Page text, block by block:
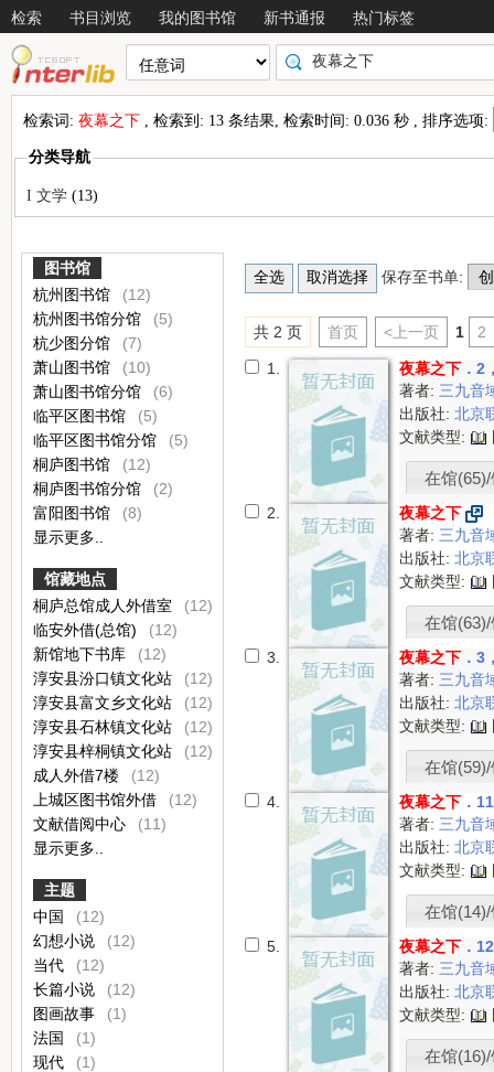
检索 书目浏览 我的图书馆 新书通报 热门标签
检索词: 夜幕之下 , 检索到: 13 条结果, 检索时间: 0.036 秒 , 排序选项:
分类导航
I 文学(13)
图书馆
杭州图书馆
(12)
杭州图书馆分馆
(5)
杭少图分馆
(7)
萧山图书馆
(10)
萧山图书馆分馆
(6)
临平区图书馆
(5)
临平区图书馆分馆
(5)
桐庐图书馆
(12)
桐庐图书馆分馆
(2)
富阳图书馆
(8)
显示更多..
馆藏地点
桐庐总馆成人外借室
(12)
临安外借(总馆)
(12)
新馆地下书库
(12)
淳安县汾口镇文化站
(12)
淳安县富文乡文化站
(12)
淳安县石林镇文化站
(12)
淳安县梓桐镇文化站
(12)
成人外借7楼
(12)
上城区图书馆外借
(12)
文献借阅中心
(11)
显示更多..
主题
中国
(12)
幻想小说
(12)
当代
(12)
长篇小说
(12)
图画故事
(1)
法国
(1)
现代
(1)
保存至书单:
共 2 页 首页 <上一页 1 2
1. 夜幕之下 ．2
著者:三九音
出版社:北京
文献类型:
在馆
2.
夜幕之下
著者:三九音
出版社:北京
文献类型:
在馆
3. 夜幕之下 ．3
著者:三九音
出版社:北京
文献类型:
在馆
4. 夜幕之下 ．
著者:三九音
出版社:北京
文献类型:
在馆
5. 夜幕之下 ．
著者:三九音
出版社:北京
文献类型:
在馆